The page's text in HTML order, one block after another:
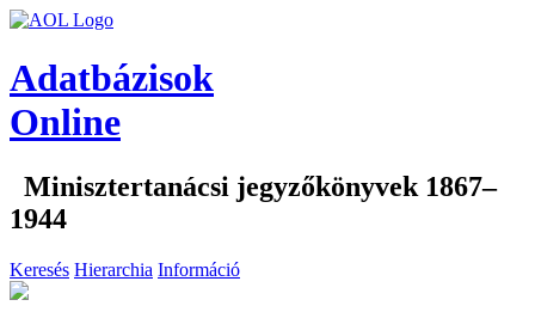
Adatbázisok
Online
Minisztertanácsi jegyzőkönyvek 1867–
1944
Keresés Hierarchia Információ